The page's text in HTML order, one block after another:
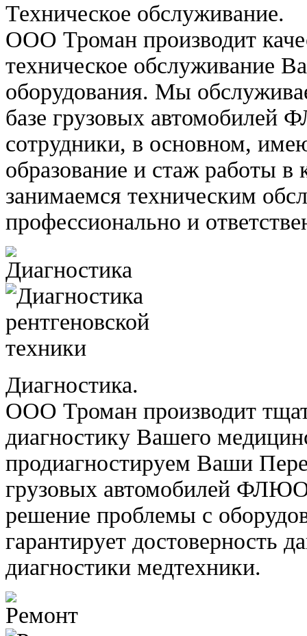
Техническое обслуживание.
ООО Троман производит
техническое обслуживание
оборудования. Мы
базе грузовых
сотрудники, в основном,
образование и стаж работы
занимаемся техническим
профессионально и
Диагностика.
ООО Троман производит
диагностику Вашего
продиагностируем Ваши
грузовых автомобилей
решение проблемы с
гарантирует достоверность
диагностики медтехники.